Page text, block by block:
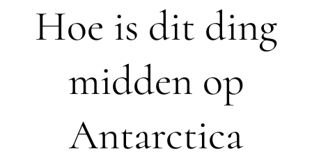
Hoe is dit ding
midden op
Antarctica